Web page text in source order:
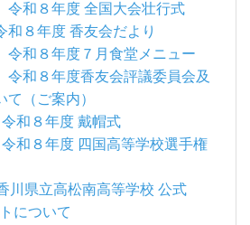
令和８年度 全国大会壮行式
和８年度 香友会だより
令和８年度７月食堂メニュー
令和８年度香友会評議委員会及
（ご案内）
令和８年度 戴帽式
令和８年度 四国高等学校選手権
川県立高松南高等学校 公式
について